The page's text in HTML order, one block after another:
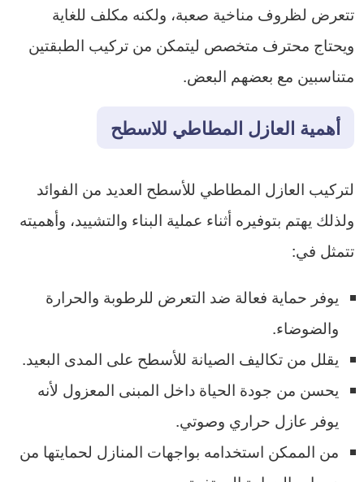
تتعرض لظروف مناخية صعبة، ولكنه مكلف للغاية
ويحتاج محترف متخصص ليتمكن من تركيب الطبقتين
متناسبين مع بعضهم البعض.
أهمية العازل المطاطي للاسطح
لتركيب العازل المطاطي للأسطح العديد من الفوائد
ولذلك يهتم بتوفيره أثناء عملية البناء والتشييد، وأهميته
تتمثل في:
يوفر حماية فعالة ضد التعرض للرطوبة والحرارة
والضوضاء.
يقلل من تكاليف الصيانة للأسطح على المدى البعيد.
يحسن من جودة الحياة داخل المبنى المعزول لأنه
يوفر عازل حراري وصوتي.
من الممكن استخدامه بواجهات المنازل لحمايتها من